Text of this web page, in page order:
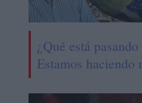
¿Qué está
Estamos haciendo